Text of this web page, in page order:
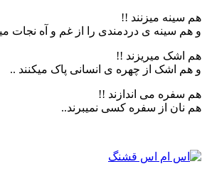
هم سینه میزنند !!
و هم سینه ی دردمندی را از غم و آه نجات
هم اشک میریزند !!
و هم اشک از چهره ی انسانی پاک میکنند ..
هم سفره می اندازند !!
هم نان از سفره کسی نمیبرند..